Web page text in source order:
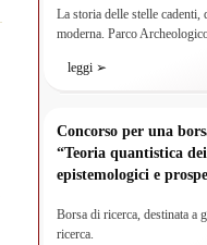
La storia delle stelle cadenti,
moderna. Parco
leggi ➢
Concorso per una
“Teoria quantistica
epistemologici e
Borsa di ricerca, destinata a
ricerca.